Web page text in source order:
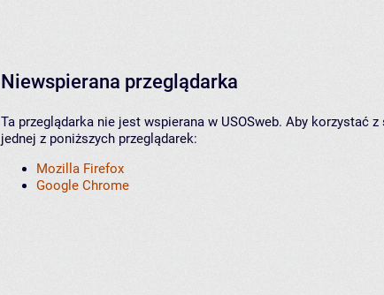
Niewspierana przeglądarka
Ta przeglądarka nie jest wspierana w USOSweb. Aby korzystać
jednej z poniższych przeglądarek:
Mozilla Firefox
Google Chrome